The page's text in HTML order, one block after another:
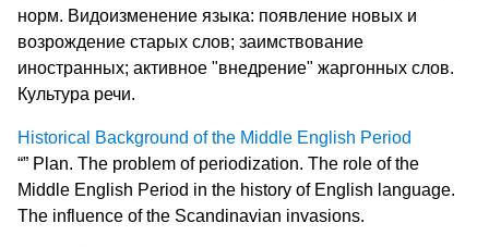
норм. Видоизменение языка: появление новых и
возрождение старых слов; заимствование
иностранных; активное "внедрение" жаргонных слов.
Культура речи.
Historical Background of the Middle English Period
“” Plan. The problem of periodization. The role of the
Middle English Period in the history of English language.
The influence of the Scandinavian invasions.